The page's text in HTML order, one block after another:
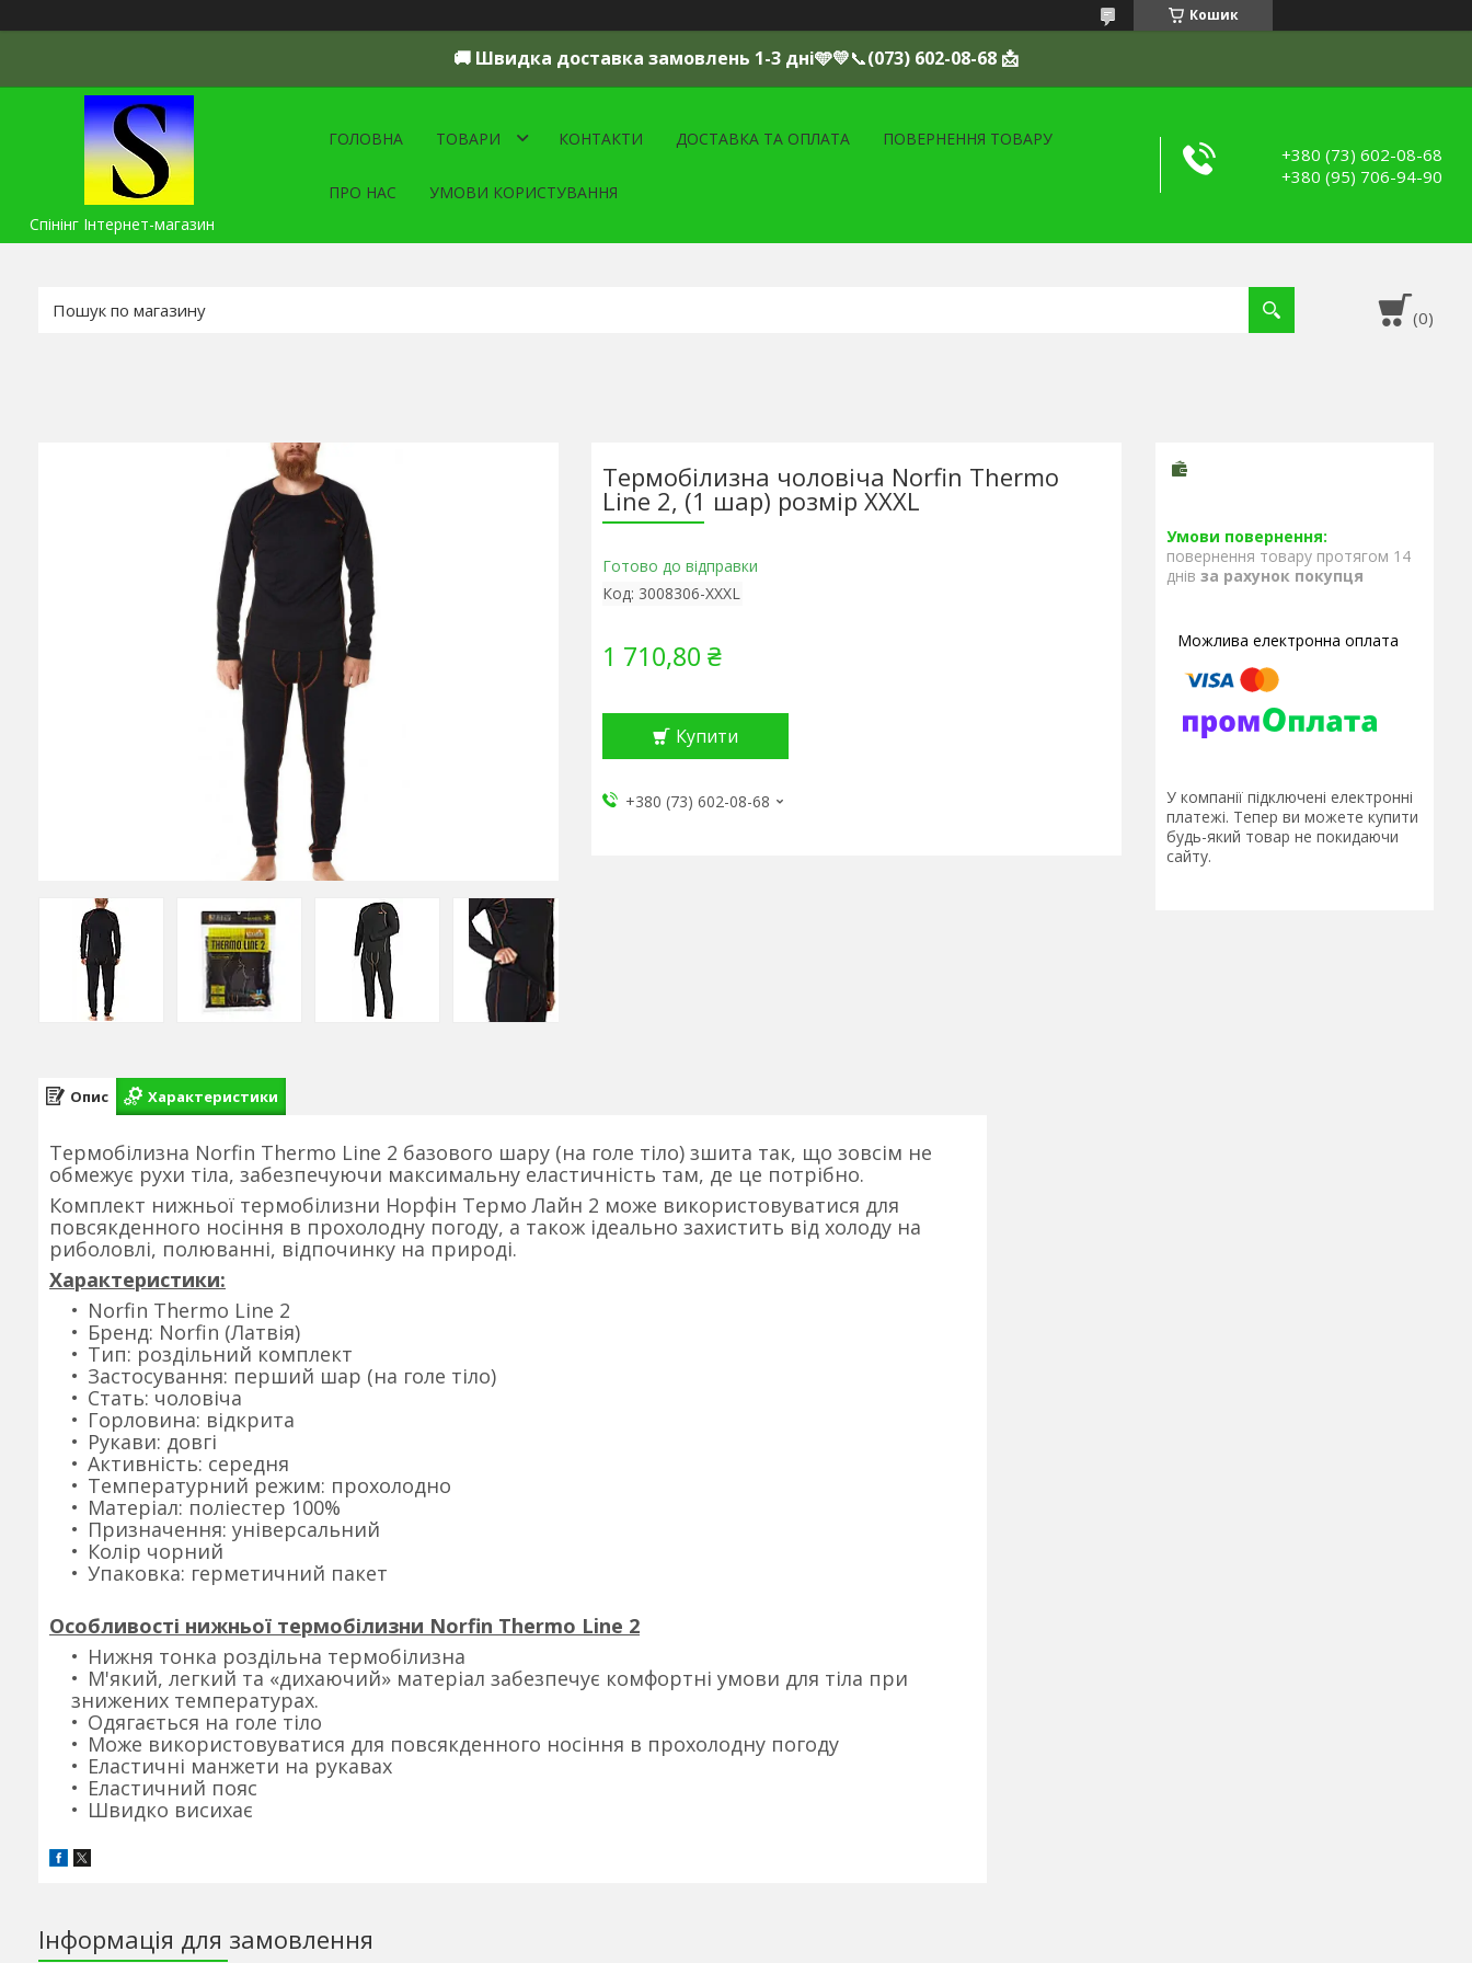
Кошик
🚚 Швидка доставка замовлень 1-3 дні🩵💛📞(073) 602-08-68 📩
Спінінг Інтернет-магазин
ГОЛОВНА ТОВАРИ КОНТАКТИ ДОСТАВКА ТА ОПЛАТА ПОВЕРНЕННЯ ТОВАРУ
ПРО НАС УМОВИ КОРИСТУВАННЯ
+380 (73) 602-08-68
+380 (95) 706-94-90
Термобілизна чоловіча Norfin Thermo
Line 2, (1 шар) розмір XXXL
Готово до відправки
Код: 3008306-XXXL
1 710,80 ₴
Купити
+380 (73) 602-08-68
повернення товару протягом 14
днів за рахунок покупця
У компанії підключені електронні
платежі. Тепер ви можете купити
будь-який товар не покидаючи
сайту.
Опис Характеристики
Термобілизна Norfin Thermo Line 2 базового шару (на голе тіло) зшита так, що зовсім не
обмежує рухи тіла, забезпечуючи максимальну еластичність там, де це потрібно.
Комплект нижньої термобілизни Норфін Термо Лайн 2 може використовуватися для
повсякденного носіння в прохолодну погоду, а також ідеально захистить від холоду на
риболовлі, полюванні, відпочинку на природі.
Характеристики:
Norfin Thermo Line 2
Бренд: Norfin (Латвія)
Тип: роздільний комплект
Застосування: перший шар (на голе тіло)
Стать: чоловіча
Горловина: відкрита
Рукави: довгі
Активність: середня
Температурний режим: прохолодно
Матеріал: поліестер 100%
Призначення: універсальний
Колір чорний
Упаковка: герметичний пакет
Особливості нижньої термобілизни Norfin Thermo Line 2
Нижня тонка роздільна термобілизна
М'який, легкий та «дихаючий» матеріал забезпечує комфортні умови для тіла при
знижених температурах.
Одягається на голе тіло
Може використовуватися для повсякденного носіння в прохолодну погоду
Еластичні манжети на рукавах
Еластичний пояс
Швидко висихає
Інформація для замовлення